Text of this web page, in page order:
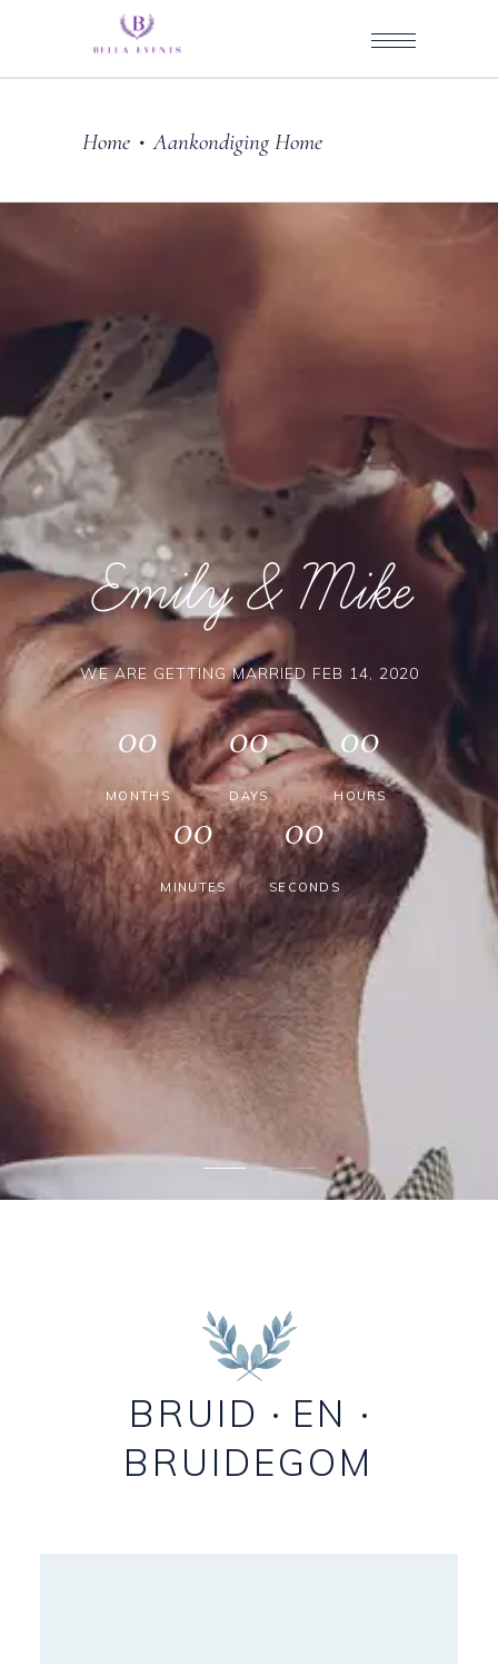
Home • Aankondiging Home
Emily & Mike
WE ARE GETTING MARRIED FEB 14, 2020
00
MONTHS
00
DAYS
00
HOURS
00
MINUTES
00
SECONDS
BRUID
EN
BRUIDEGOM